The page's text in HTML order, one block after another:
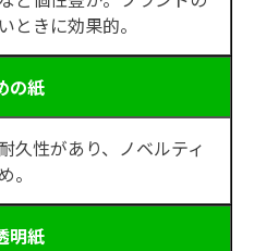
ときに効果的。
の紙
久性があり、ノベルティ
。
明紙